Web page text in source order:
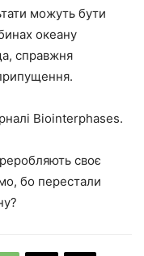
можуть бути
океану
справжня
Biointerphases.
своє
бо перестали